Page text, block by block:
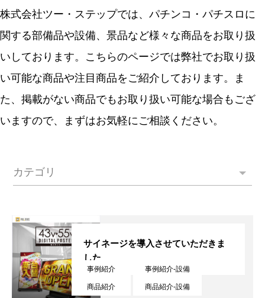
株式会社ツー・ステップでは、パチンコ・パチスロに
関する部備品や設備、景品など様々な商品をお取り扱
いしております。こちらのページでは弊社でお取り扱
い可能な商品や注目商品をご紹介しております。ま
た、掲載がない商品でもお取り扱い可能な場合もござ
いますので、まずはお気軽にご相談ください。
カテゴリ
事例紹介 事例紹介-設備
商品紹介 商品紹介-設備
サイネージを導入させていただきま
した